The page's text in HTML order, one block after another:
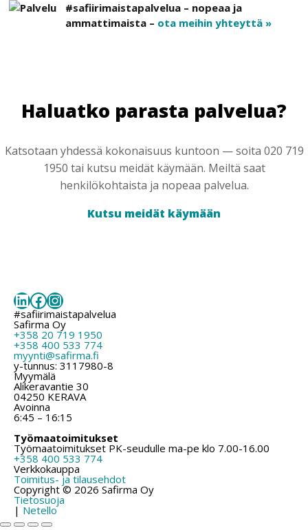
#safiirimaistapalvelua – nopeaa ja
ammattimaista – ota meihin yhteyttä »
Haluatko parasta palvelua?
Katsotaan yhdessä kokonaisuus kuntoon — soita 020 719
1950 tai kutsu meidät käymään. Meiltä saat
henkilökohtaista ja nopeaa palvelua.
Kutsu meidät käymään
LinkedIn
Facebook
Instagram
#safiirimaistapalvelua
Safirma Oy
+358 20 719 1950
+358 400 533 774
myynti@safirma.fi
y-tunnus: 3117980-8
Myymälä
Alikeravantie 30
04250 KERAVA
Avoinna
6:45 – 16:15
Työmaatoimitukset
Työmaatoimitukset PK-seudulle ma-pe klo 7.00-16.00
+358 400 533 774
Verkkokauppa
Toimitus- ja tilausehdot
Copyright © 2026 Safirma Oy
Tietosuoja
| Netello